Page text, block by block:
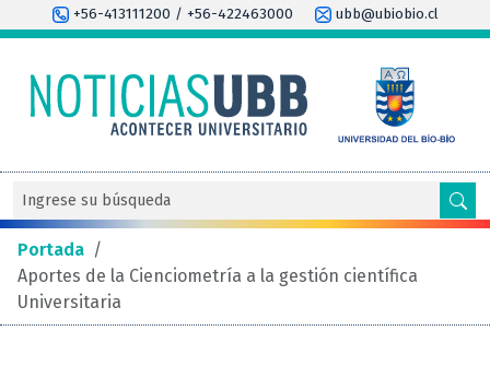
+56-413111200 / +56-422463000 ubb@ubiobio.cl
Portada /
Aportes de la Cienciometría a la gestión científica
Universitaria